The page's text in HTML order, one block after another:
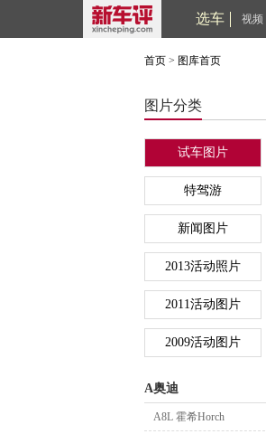
选车 视频
首页 > 图库首页
图片分类
试车图片
特驾游
新闻图片
2013活动照片
2011活动图片
2009活动图片
A奥迪
A8L 霍希Horch